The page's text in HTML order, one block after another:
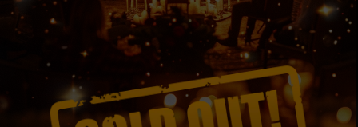
Christmas Classics